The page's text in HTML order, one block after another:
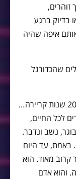
בדיוק ברגע
איפה שהיה
שהכדורגל
בסוף, הכדורגל עובר מהר מאוד. היו לי 20 שנות קריירה…
לכל החיים,
נשב ונדבר.
באמת, עד היום
מאוד. הוא
והוא אדם